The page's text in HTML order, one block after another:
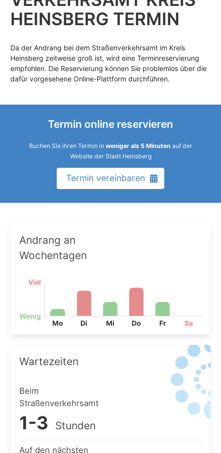
EINSBERG TERMIN
Da der Andrang bei dem Straßenverkehrsamt im Kreis
Heinsberg zeitweise groß ist, wird eine Terminreservierung
empfohlen. Die Reservierung können Sie problemlos über die
dafür vorgesehene Online-Plattform durchführen.
Termin online reservieren
Buchen Sie ihren Termin in weniger als 5 Minuten auf der
Website der Stadt Heinsberg
Termin vereinbaren
Andrang an
Wochentagen
Viel
Wenig
Mo
Di Mi Do Fr Sa
Wartezeiten
Beim
Straßenverkehrsamt
1-3 Stunden
Auf den nächsten